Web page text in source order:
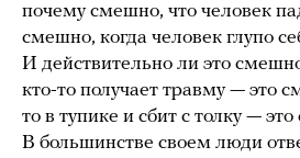
почему смешно, что человек
смешно, когда человек глупо
И действительно ли это
кто-то получает травму — это
то в тупике и сбит с толку —
В большинстве своем люди